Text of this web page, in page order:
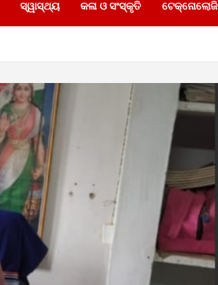
ସ୍ୱାସ୍ଥ୍ୟ କଳା ଓ ସଂସ୍କୃତି ଟେକ୍ନୋଲୋଜି